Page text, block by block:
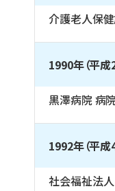
介護老人保
1990年（平成
黒澤病院 病
1992年（平成
社会福祉法